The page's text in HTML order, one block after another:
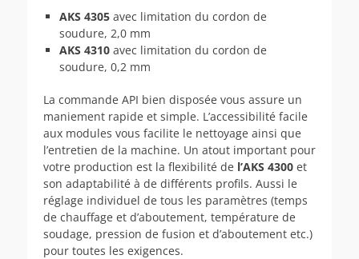
AKS 4305 avec limitation du cordon de
soudure, 2,0 mm
AKS 4310 avec limitation du cordon de
soudure, 0,2 mm
La commande API bien disposée vous assure un
maniement rapide et simple. L’accessibilité facile
aux modules vous facilite le nettoyage ainsi que
l’entretien de la machine. Un atout important pour
votre production est la flexibilité de l’AKS 4300 et
son adaptabilité à de différents profils. Aussi le
réglage individuel de tous les paramètres (temps
de chauffage et d’aboutement, température de
soudage, pression de fusion et d’aboutement etc.)
pour toutes les exigences.